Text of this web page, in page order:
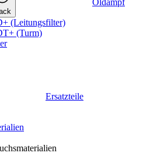
Öldampf
(Leitungsfilter)
(Turm)
Ersatzteile